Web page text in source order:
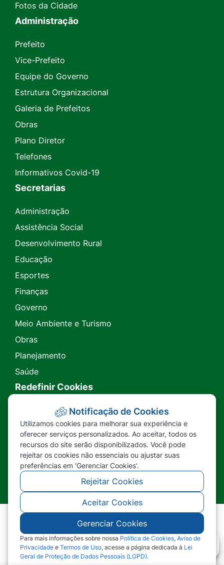
Fotos da Cidade
Administração
Prefeito
Vice-Prefeito
Equipe do Governo
Estrutura Organizacional
Galeria de Prefeitos
Obras
Plano Diretor
Telefones
Informativos Covid-19
Secretarias
Administração
Assistência Social
Desenvolvimento Rural
Educação
Esportes
Finanças
Governo
Meio Ambiente e Turismo
Obras
Planejamento
Saúde
Redefinir Cookies
Transparência
Ouvidoria
SIC
©2026 - Prefeitura Municipal de Nova Lacerda -
MT - Todos os direitos reservados
Notificação de Cookies
Utilizamos cookies para melhorar sua experiência e
oferecer serviços personalizados. Ao aceitar, todos os
recursos do site serão disponibilizados. Você pode
rejeitar os cookies não essenciais ou ajustar suas
preferências em 'Gerenciar Cookies'.
Rejeitar Cookies
Aceitar Cookies
Gerenciar Cookies
Para mais informações sobre nossa Política de Cookies, Aviso de
Privacidade e Termos de Uso, acesse a página dedicada à Lei
Geral de Proteção de Dados Pessoais (LGPD).